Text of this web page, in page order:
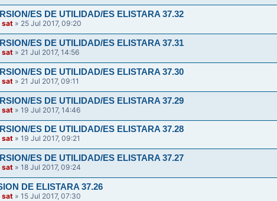
ES DE UTILIDAD/ES ELISTARA 37.32
sat » 25 Jul 2017, 09:20
ES DE UTILIDAD/ES ELISTARA 37.31
sat » 21 Jul 2017, 14:56
ES DE UTILIDAD/ES ELISTARA 37.30
sat » 21 Jul 2017, 09:11
ES DE UTILIDAD/ES ELISTARA 37.29
sat » 19 Jul 2017, 14:46
ES DE UTILIDAD/ES ELISTARA 37.28
sat » 19 Jul 2017, 09:21
ES DE UTILIDAD/ES ELISTARA 37.27
sat » 18 Jul 2017, 09:24
DE ELISTARA 37.26
sat » 15 Jul 2017, 07:30